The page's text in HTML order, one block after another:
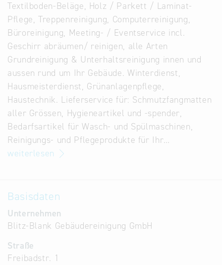
und der
Slowakei
Textilboden-Beläge, Holz / Parkett / Laminat-
Pflege, Treppenreinigung, Computerreinigung,
Büroreinigung, Meeting- / Eventservice incl.
Geschirr abräumen/ reinigen, alle Arten
Grundreinigung & Unterhaltsreinigung innen und
aussen rund um Ihr Gebäude. Winterdienst,
Hausmeisterdienst, Grünanlagenpflege,
Haustechnik. Lieferservice für: Schmutzfangmatten
aller Grössen, Hygieneartikel und -spender,
Bedarfsartikel für Wasch- und Spülmaschinen,
Reinigungs- und Pflegeprodukte für Ihr…
weiterlesen
Basisdaten
Unternehmen
Blitz-Blank Gebäudereinigung GmbH
Straße
Freibadstr. 1